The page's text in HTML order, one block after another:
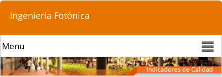
Ingeniería Fotónica